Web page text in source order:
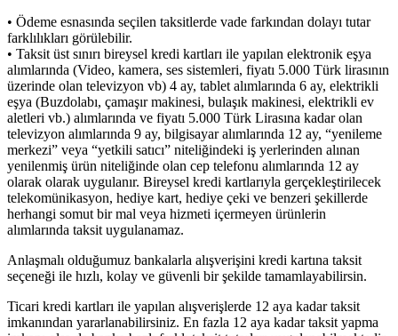
• Ödeme esnasında seçilen taksitlerde vade farkından dolayı tutar
farklılıkları görülebilir.
• Taksit üst sınırı bireysel kredi kartları ile yapılan elektronik eşya
alımlarında (Video, kamera, ses sistemleri, fiyatı 5.000 Türk lirasının
üzerinde olan televizyon vb) 4 ay, tablet alımlarında 6 ay, elektrikli
eşya (Buzdolabı, çamaşır makinesi, bulaşık makinesi, elektrikli ev
aletleri vb.) alımlarında ve fiyatı 5.000 Türk Lirasına kadar olan
televizyon alımlarında 9 ay, bilgisayar alımlarında 12 ay, “yenileme
merkezi” veya “yetkili satıcı” niteliğindeki iş yerlerinden alınan
yenilenmiş ürün niteliğinde olan cep telefonu alımlarında 12 ay
olarak olarak uygulanır. Bireysel kredi kartlarıyla gerçekleştirilecek
telekomünikasyon, hediye kart, hediye çeki ve benzeri şekillerde
herhangi somut bir mal veya hizmeti içermeyen ürünlerin
alımlarında taksit uygulanamaz.
Anlaşmalı olduğumuz bankalarla alışverişini kredi kartına taksit
seçeneği ile hızlı, kolay ve güvenli bir şekilde tamamlayabilirsin.
Ticari kredi kartları ile yapılan alışverişlerde 12 aya kadar taksit
imkanından yararlanabilirsiniz. En fazla 12 aya kadar taksit yapma